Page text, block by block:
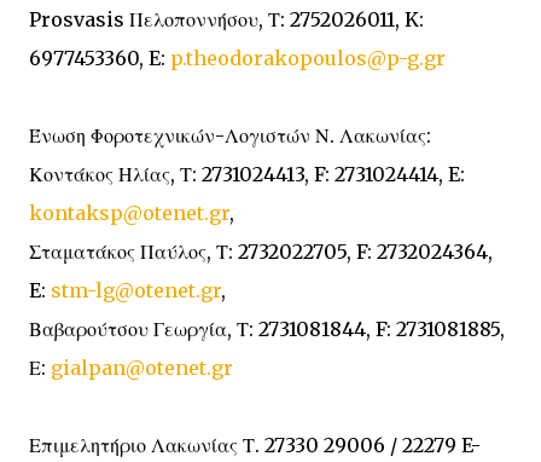
Prosvasis Πελοποννήσου, Τ: 2752026011, K:
6977453360, E: p.theodorakopoulos@p-g.gr
Ένωση Φοροτεχνικών-Λογιστών Ν. Λακωνίας:
Κοντάκος Ηλίας, Τ: 2731024413, F: 2731024414, E:
kontaksp@otenet.gr,
Σταματάκος Παύλος, Τ: 2732022705, F: 2732024364,
E: stm-lg@otenet.gr,
Βαβαρούτσου Γεωργία, Τ: 2731081844, F: 2731081885,
Ε: gialpan@otenet.gr
Επιμελητήριο Λακωνίας Τ. 27330 29006 / 22279 E-